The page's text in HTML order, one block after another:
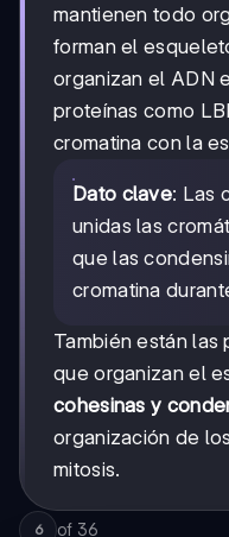
mantienen todo
forman el
organizan el ADN
proteínas como
cromatina con la
Dato clave: Las
unidas las
que las
cromatina
También están
que organizan el
cohesinas y
organización de
mitosis.
6 of 36